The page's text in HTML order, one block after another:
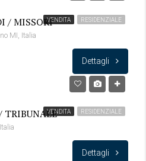
VENDITA RESIDENZIALE
/ MISSORI
MI, Italia
Dettagli
VENDITA RESIDENZIALE
TRIBUNALE
Dettagli